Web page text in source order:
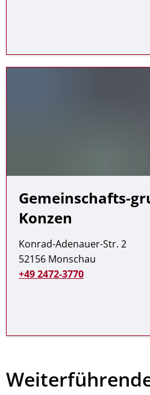
Gemeinschafts-
Konzen
Konrad-Adenauer-Str. 2
52156 Monschau
+49 2472-3770